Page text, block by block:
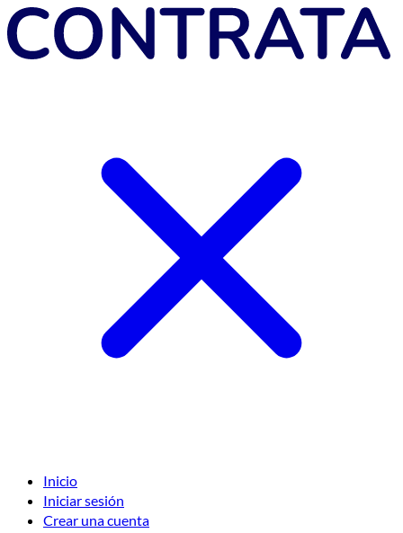
Inicio
Iniciar sesión
Crear una cuenta